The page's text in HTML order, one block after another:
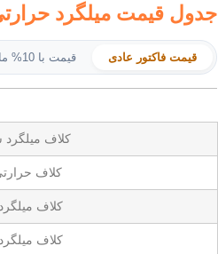
جدول قیمت میلگرد
قیمت فاکتور عادی قیمت با 10% مالیات
کلاف میلگرد
کلاف حرارتی
کلاف
کلاف